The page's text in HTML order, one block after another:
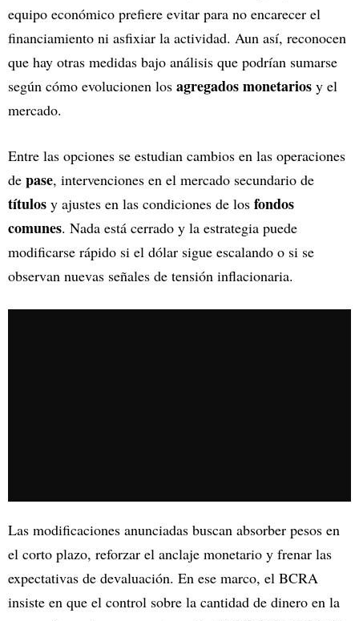
equipo económico prefiere evitar para no encarecer el
financiamiento ni asfixiar la actividad. Aun así, reconocen
que hay otras medidas bajo análisis que podrían sumarse
según cómo evolucionen los agregados monetarios y el
mercado.
Entre las opciones se estudian cambios en las operaciones
de pase, intervenciones en el mercado secundario de
títulos y ajustes en las condiciones de los fondos
comunes. Nada está cerrado y la estrategia puede
modificarse rápido si el dólar sigue escalando o si se
observan nuevas señales de tensión inflacionaria.
Las modificaciones anunciadas buscan absorber pesos en
el corto plazo, reforzar el anclaje monetario y frenar las
expectativas de devaluación. En ese marco, el BCRA
insiste en que el control sobre la cantidad de dinero en la